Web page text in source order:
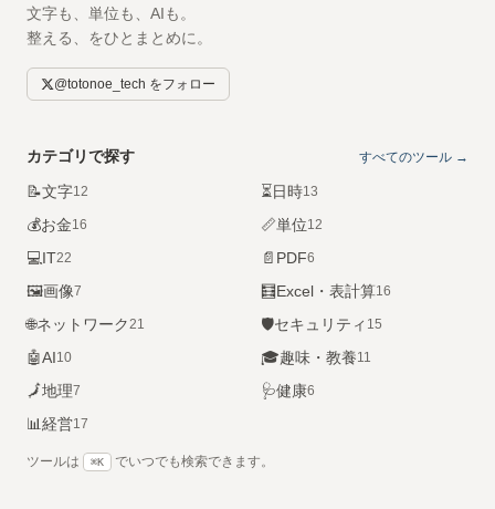
文字も、単位も、AIも。
整える、をひとまとめに。
@totonoe_tech をフォロー
カテゴリで探す すべてのツール →
📝文字12 ⏳日時13
💰お金16 📏単位12
💻IT22 📄 PDF6
🖼️画像7 🧮Excel・表計算16
🌐ネットワーク21 🛡️セキュリティ 15
🤖AI10 🎓趣味・教養11
🗾地理7 🩺健康6
📊経営17
ツールは ⌘K でいつでも検索できます。